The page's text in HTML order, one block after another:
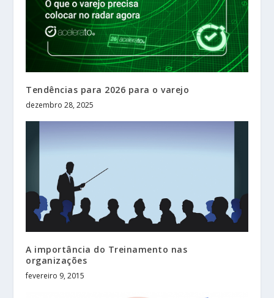
Tendências para 2026 para o varejo
dezembro 28, 2025
A importância do Treinamento nas
organizações
fevereiro 9, 2015